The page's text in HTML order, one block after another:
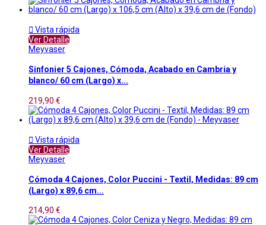
 Vista rápida
Ver Detalle
Meyvaser
Sinfonier 5 Cajones, Cómoda, Acabado en Cambria y
blanco/ 60 cm (Largo) x...
219,90 €
 Vista rápida
Ver Detalle
Meyvaser
Cómoda 4 Cajones, Color Puccini - Textil, Medidas: 89 cm
(Largo) x 89,6 cm...
214,90 €